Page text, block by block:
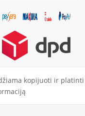
kopijuoti ir platinti